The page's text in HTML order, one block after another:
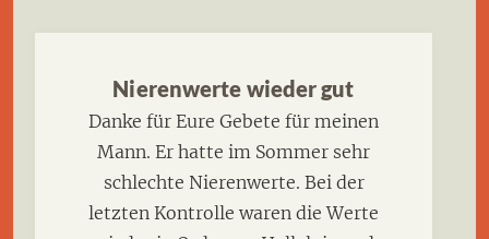
Nierenwerte wieder gut
Danke für Eure Gebete für meinen
Mann. Er hatte im Sommer sehr
schlechte Nierenwerte. Bei der
letzten Kontrolle waren die Werte